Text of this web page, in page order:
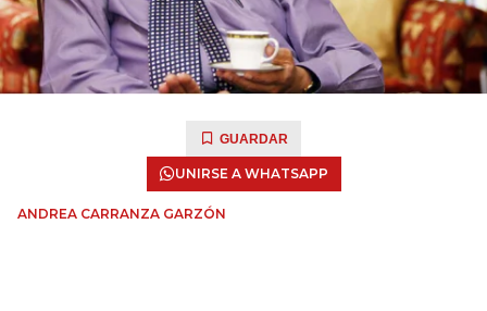
GUARDAR
UNIRSE A WHATSAPP
ANDREA CARRANZA GARZÓN